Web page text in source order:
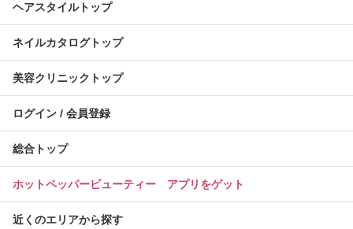
ヘアスタイルトップ
ネイルカタログトップ
美容クリニックトップ
ログイン / 会員登録
総合トップ
ホットペッパービューティー アプリをゲット
近くのエリアから探す